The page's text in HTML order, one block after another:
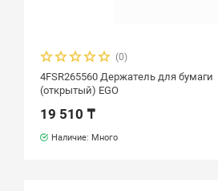
(0)
4FSR265560 Держатель для бумаги
(открытый) EGO
19 510 ₸
Наличие: Много